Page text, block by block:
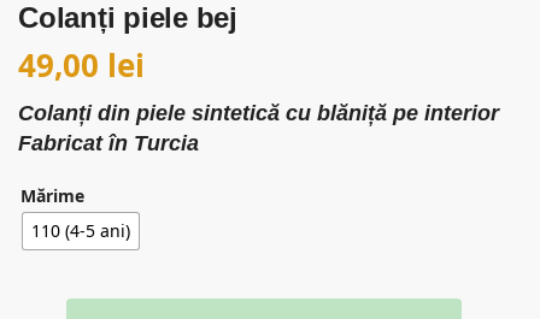
Colanți piele bej
49,00 lei
Colanți din piele sintetică cu blăniță pe interior
Fabricat în Turcia
Mărime
110 (4-5 ani)